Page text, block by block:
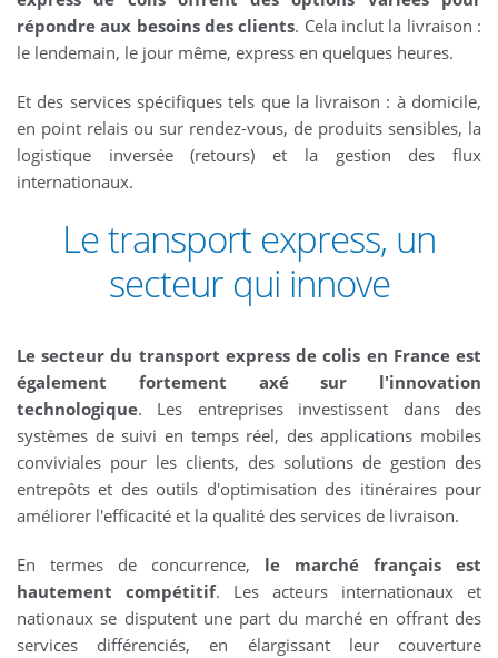
répondre aux besoins des clients. Cela inclut la livraison :
le lendemain, le jour même, express en quelques heures.
Et des services spécifiques tels que la livraison : à domicile,
en point relais ou sur rendez-vous, de produits sensibles, la
logistique inversée (retours) et la gestion des flux
internationaux.
Le transport express, un
secteur qui innove
Le secteur du transport express de colis en France est
également fortement axé sur l'innovation
technologique. Les entreprises investissent dans des
systèmes de suivi en temps réel, des applications mobiles
conviviales pour les clients, des solutions de gestion des
entrepôts et des outils d'optimisation des itinéraires pour
améliorer l'efficacité et la qualité des services de livraison.
En termes de concurrence, le marché français est
hautement compétitif. Les acteurs internationaux et
nationaux se disputent une part du marché en offrant des
services différenciés, en élargissant leur couverture